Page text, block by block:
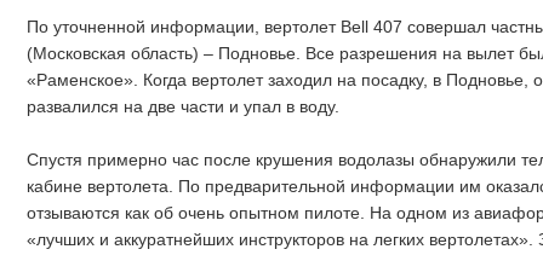
По уточненной информации, вертолет Bell 407 совершал
(Московская область) – Подновье. Все разрешения на вылет
«Раменское». Когда вертолет заходил на посадку, в Подновье,
развалился на две части и упал в воду.
Спустя примерно час после крушения водолазы обнаружили
кабине вертолета. По предварительной информации им
отзываются как об очень опытном пилоте. На одном из
«лучших и аккуратнейших инструкторов на легких